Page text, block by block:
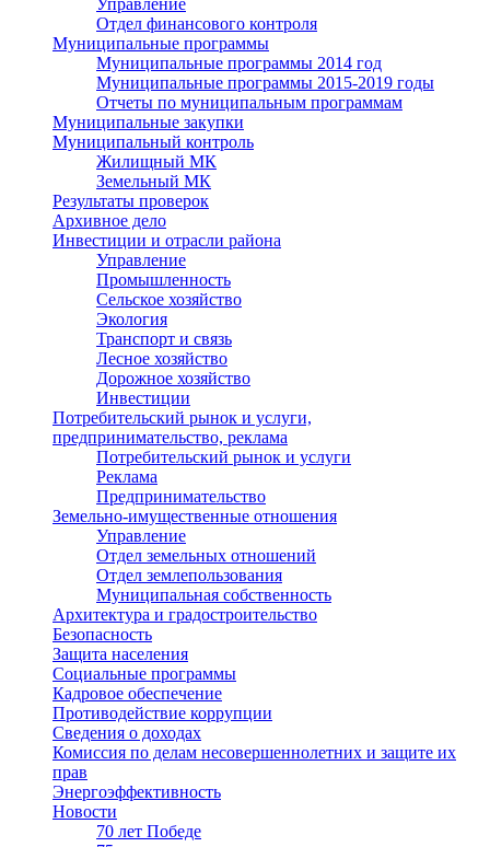
Управление
Отдел финансового контроля
Муниципальные программы
Муниципальные программы 2014 год
Муниципальные программы 2015-2019 годы
Отчеты по муниципальным программам
Муниципальные закупки
Муниципальный контроль
Жилищный МК
Земельный МК
Результаты проверок
Архивное дело
Инвестиции и отрасли района
Управление
Промышленность
Сельское хозяйство
Экология
Транспорт и связь
Лесное хозяйство
Дорожное хозяйство
Инвестиции
Потребительский рынок и услуги,
предпринимательство, реклама
Потребительский рынок и услуги
Реклама
Предпринимательство
Земельно-имущественные отношения
Управление
Отдел земельных отношений
Отдел землепользования
Муниципальная собственность
Архитектура и градостроительство
Безопасность
Защита населения
Социальные программы
Кадровое обеспечение
Противодействие коррупции
Сведения о доходах
Комиссия по делам несовершеннолетних и защите их
прав
Энергоэффективность
Новости
70 лет Победе